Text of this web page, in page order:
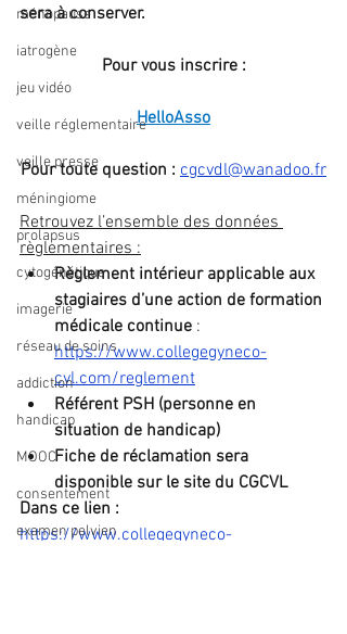
ménopause
iatrogène
jeu vidéo
veille réglementaire
veille presse
méningiome
prolapsus
cytogénétique
imagerie
réseau de soins
addiction
handicap
MOOC
consentement
examen pelvien
sera à conserver.
Pour vous inscrire :
HelloAsso
Pour toute question : cgcvdl@wanadoo.fr
Retrouvez l’ensemble des données
règlementaires :
Règlement intérieur applicable aux
stagiaires d’une action de formation
médicale continue :
https://www.collegegyneco-
cvl.com/reglement
Référent PSH (personne en
situation de handicap)
Fiche de réclamation sera
disponible sur le site du CGCVL
Dans ce lien :
https://www.collegegyneco-